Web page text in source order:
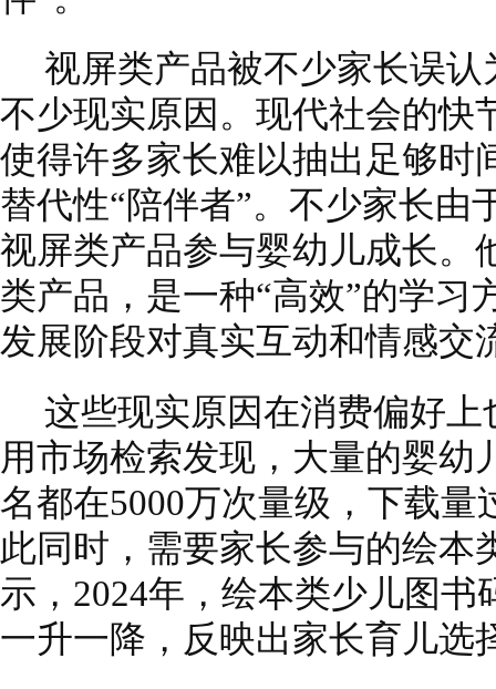
视屏类产品被不少家长误
不少现实原因。现代社会的快
使得许多家长难以抽出足够时
替代性“陪伴者”。不少家长由
视屏类产品参与婴幼儿成长。
类产品，是一种“高效”的学习
发展阶段对真实互动和情感交
这些现实原因在消费偏好
用市场检索发现，大量的婴幼
名都在5000万次量级，下载量
此同时，需要家长参与的绘本
示，2024年，绘本类少儿图书
一升一降，反映出家长育儿选